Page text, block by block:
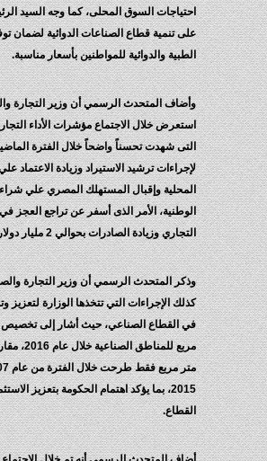
احتياجات السوق المحلى، كما وجه السيد الرئيس بالتركيز
على تنمية قطاع الصناعات الدوائية لضمان توفير المنتجات
الطبية والدوائية للمواطنين بأسعار مناسبة.
وأضاف المتحدث الرسمي أن وزير التجارة والصناعة
استعرض خلال الاجتماع مؤشرات الأداء التجارى والصناعى
التى شهدت تحسناً واضحاً خلال الفترة الماضية نتيجة
لإجراءات ترشيد الاستيراد وزيادة الاعتماد علي المنتجات
المحلية وإقبال المستهلك المصري علي شراء المنتجات
الوطنية، الأمر الذى أسفر عن تراجع العجز في الميزان
التجاري وزيادة الصادرات بحوالي 2 مليار دولار.
وذكر المتحدث الرسمي أن وزير التجارة والصناعة عرض
كذلك الإجراءات التي تتخذها الوزارة لتعزيز وتنمية الاستثمار
في القطاع الصناعي، حيث أشار إلى تخصيص 11 مليون متر
مربع للمناطق الصناعية خلال عام 2016، مقارنة بـ 9 مليون
متر مربع فقط طرحت خلال الفترة من عام 2007 إلى عام
2015، بما يؤكد اهتمام الحكومة بتعزيز الاستثمار في هذا
القطاع.